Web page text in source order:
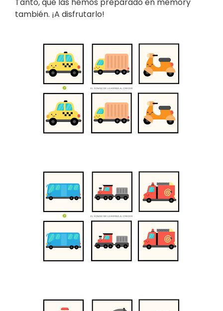
también. ¡A disfrutarlo!